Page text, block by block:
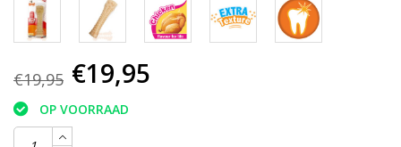
€19,95 €19,95
OP VOORRAAD